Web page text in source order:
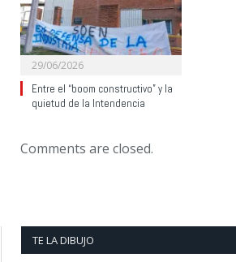
29/06/2026
Entre el “boom constructivo” y la
quietud de la Intendencia
Comments are closed.
TE LA DIBUJO